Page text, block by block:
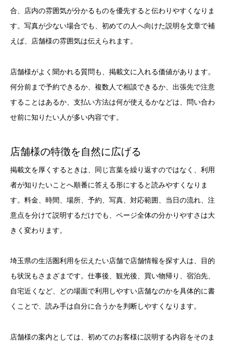
合、店内の雰囲気が分かるものを優先すると伝わりやすくなりま
す。写真が少ない場合でも、初めての人へ向けた説明を文章で補
えば、店舗様の雰囲気は伝えられます。
店舗様がよく聞かれる質問も、掲載文に入れる価値があります。
何分前まで予約できるか、複数人で相談できるか、出張先で注意
することはあるか、支払い方法は何が使えるかなどは、問い合わ
せ前に知りたい人が多い内容です。
店舗様の特徴を自然に広げる
掲載文を厚くするときは、同じ言葉を繰り返すのではなく、利用
者が知りたいことへ順番に答える形にすると読みやすくなりま
す。料金、時間、場所、予約、写真、対応範囲、当日の流れ、注
意点を分けて説明するだけでも、ページ全体の分かりやすさは大
きく変わります。
埼玉県の生活圏利用を伝えたい店舗で店舗情報を探す人は、目的
も状況もさまざまです。仕事後、観光後、買い物帰り、宿泊先、
自宅近くなど、どの場面で利用しやすい店舗なのかを具体的に書
くことで、読み手は自分に合うかを判断しやすくなります。
店舗様の案内としては、初めてのお客様に説明する内容をそのま